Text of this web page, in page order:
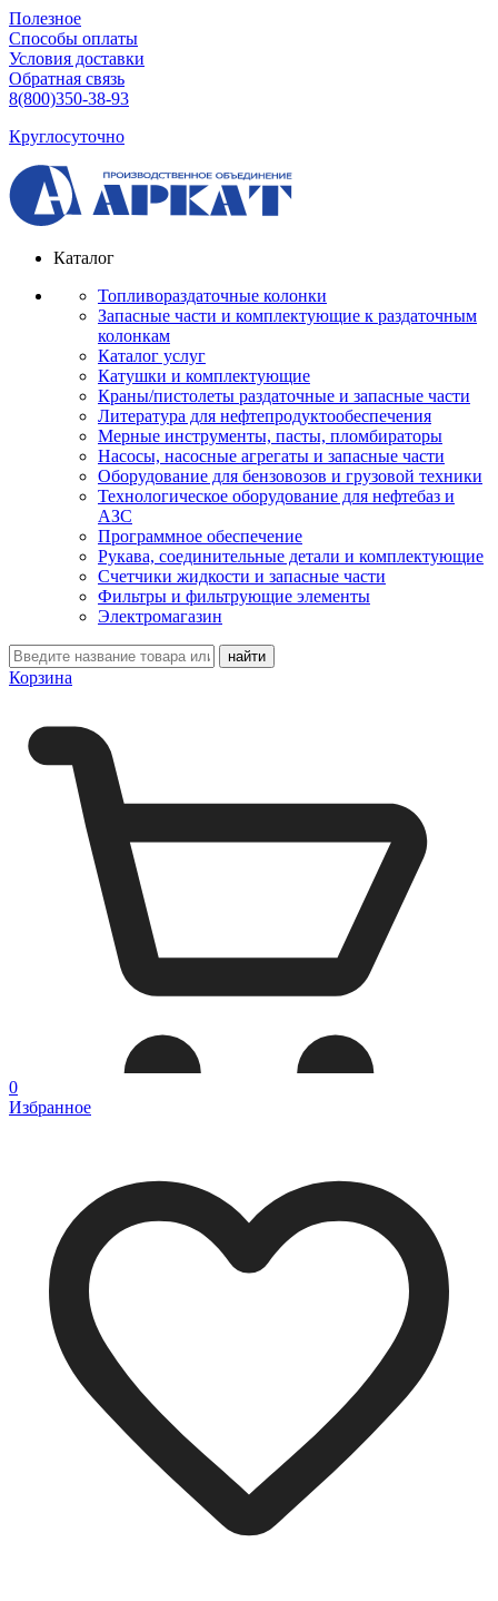
Полезное
Способы оплаты
Условия доставки
Обратная связь
8(800)350-38-93
Круглосуточно
Каталог
Топливораздаточные колонки
Запасные части и комплектующие к раздаточным
колонкам
Каталог услуг
Катушки и комплектующие
Краны/пистолеты раздаточные и запасные части
Литература для нефтепродуктообеспечения
Мерные инструменты, пасты, пломбираторы
Насосы, насосные агрегаты и запасные части
Оборудование для бензовозов и грузовой техники
Технологическое оборудование для нефтебаз и
АЗС
Программное обеспечение
Рукава, соединительные детали и комплектующие
Счетчики жидкости и запасные части
Фильтры и фильтрующие элементы
Электромагазин
Корзина
0
Избранное